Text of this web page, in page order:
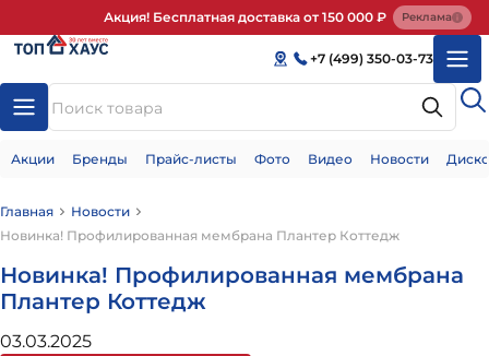
Акция! Бесплатная доставка от 150 000 ₽ Реклама
+7 (499) 350-03-73
Акции Бренды Прайс-листы Фото Видео Новости
Главная
Новости
Новинка! Профилированная мембрана Плантер Коттедж
Новинка! Профилированная мембрана
Плантер Коттедж
03.03.2025